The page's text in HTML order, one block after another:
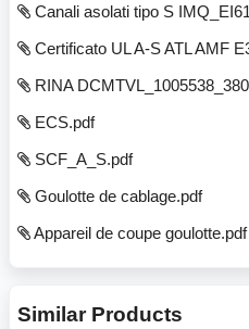
Canali asolati tipo S
Certificato UL A-S ATL AMF
RINA
ECS.pdf
SCF_A_S.pdf
Goulotte de cablage.pdf
Appareil de coupe goulotte.pdf
Similar Products